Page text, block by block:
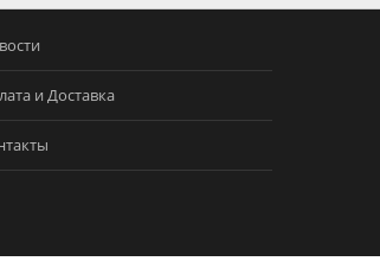
и Доставка